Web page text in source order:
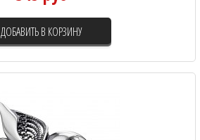
ДОБАВИТЬ В КОРЗИНУ